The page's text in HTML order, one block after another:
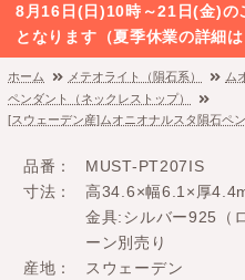
8月16日(日)10時～21日(金)の
となります（夏季休業の詳細は
ホーム メテオライト（隕石系）
ム
ペンダント（ネックレストップ）
[スウェーデン産]ムオニオナルスタ隕石ペ
品番
MUST-PT207IS
寸法
高34.6×幅6.1×厚
金具:シルバー925（
ーン別売り
産地
スウェーデン